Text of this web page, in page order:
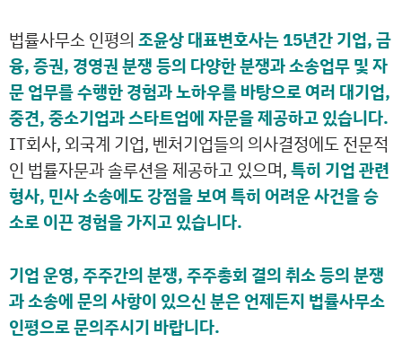
법률사무소 인평의 조윤상 대표변호사는 15년간 기업, 금
융, 증권, 경영권 분쟁 등의 다양한 분쟁과 소송업무 및 자
문 업무를 수행한 경험과 노하우를 바탕으로 여러 대기업,
중견, 중소기업과 스타트업에 자문을 제공하고 있습니다.
IT회사, 외국계 기업, 벤처기업들의 의사결정에도 전문적
인 법률자문과 솔루션을 제공하고 있으며,특히 기업 관련
형사, 민사 소송에도 강점을 보여 특히 어려운 사건을 승
소로 이끈 경험을 가지고 있습니다.
기업 운영, 주주간의 분쟁, 주주총회 결의 취소 등의 분쟁
과 소송에 문의 사항이 있으신 분은 언제든지 법률사무소
인평으로 문의주시기 바랍니다.